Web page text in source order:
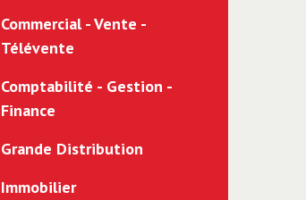
Commercial - Vente -
Télévente
Comptabilité - Gestion -
Finance
Grande Distribution
Immobilier